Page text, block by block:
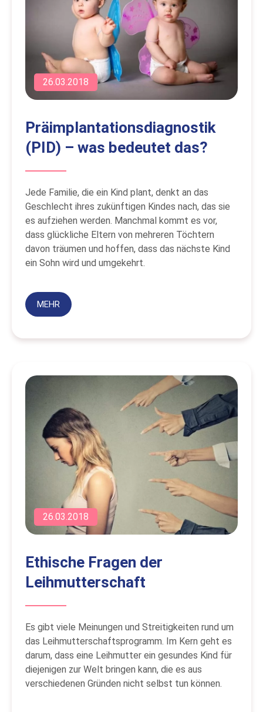
26.03.2018
Präimplantationsdiagnostik
(PID) – was bedeutet das?
Jede Familie, die ein Kind plant, denkt an das
Geschlecht ihres zukünftigen Kindes nach, das sie
es aufziehen werden. Manchmal kommt es vor,
dass glückliche Eltern von mehreren Töchtern
davon träumen und hoffen, dass das nächste Kind
ein Sohn wird und umgekehrt.
MEHR
26.03.2018
Ethische Fragen der
Leihmutterschaft
Es gibt viele Meinungen und Streitigkeiten rund um
das Leihmutterschaftsprogramm. Im Kern geht es
darum, dass eine Leihmutter ein gesundes Kind für
diejenigen zur Welt bringen kann, die es aus
verschiedenen Gründen nicht selbst tun können.